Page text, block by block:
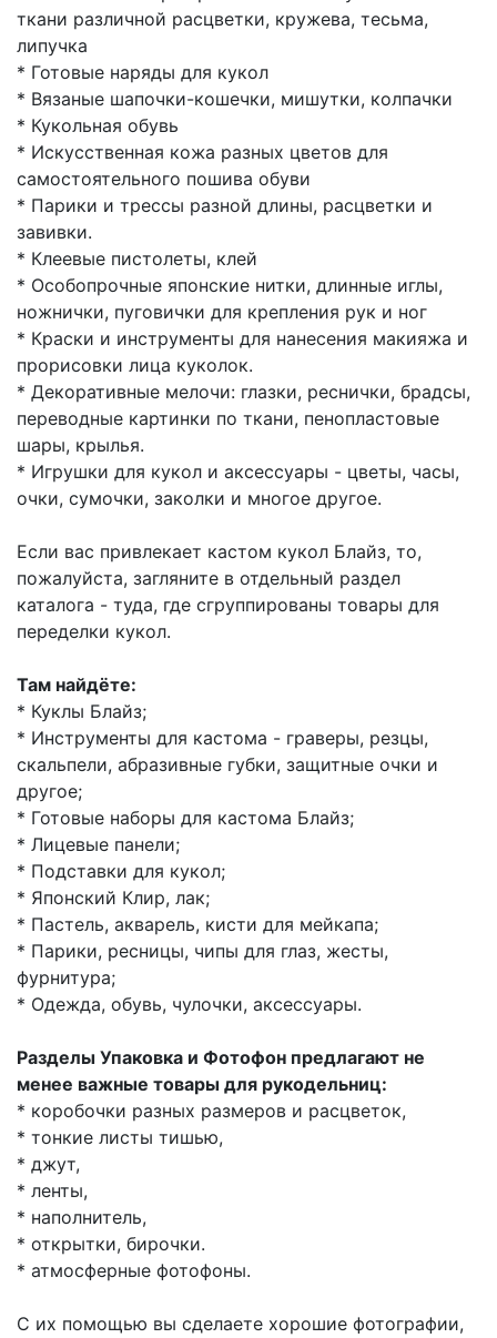
ткани различной расцветки, кружева, тесьма,
липучка
* Готовые наряды для кукол
* Вязаные шапочки-кошечки, мишутки, колпачки
* Кукольная обувь
* Искусственная кожа разных цветов для
самостоятельного пошива обуви
* Парики и трессы разной длины, расцветки и
завивки.
* Клеевые пистолеты, клей
* Особопрочные японские нитки, длинные иглы,
ножнички, пуговички для крепления рук и ног
* Краски и инструменты для нанесения макияжа и
прорисовки лица куколок.
* Декоративные мелочи: глазки, реснички, брадсы,
переводные картинки по ткани, пенопластовые
шары, крылья.
* Игрушки для кукол и аксессуары - цветы, часы,
очки, сумочки, заколки и многое другое.
Если вас привлекает кастом кукол Блайз, то,
пожалуйста, загляните в отдельный раздел
каталога - туда, где сгруппированы товары для
переделки кукол.
Там найдёте:
* Куклы Блайз;
* Инструменты для кастома - граверы, резцы,
скальпели, абразивные губки, защитные очки и
другое;
* Готовые наборы для кастома Блайз;
* Лицевые панели;
* Подставки для кукол;
* Японский Клир, лак;
* Пастель, акварель, кисти для мейкапа;
* Парики, ресницы, чипы для глаз, жесты,
фурнитура;
* Одежда, обувь, чулочки, аксессуары.
Разделы Упаковка и Фотофон предлагают не
менее важные товары для рукодельниц:
* коробочки разных размеров и расцветок,
* тонкие листы тишью,
* джут,
* ленты,
* наполнитель,
* открытки, бирочки.
* атмосферные фотофоны.
С их помощью вы сделаете хорошие фотографии,